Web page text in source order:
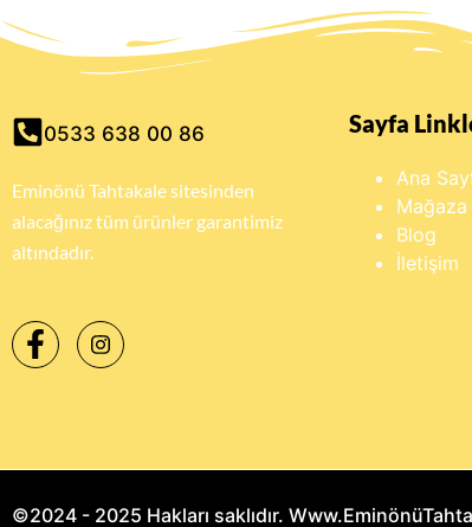
0533 638 00 86
Eminönü Tahtakale sitesinden
alacağınız tüm ürünler garantimiz
altındadır.
Sayfa
Ana
Mağaza
Blog
İletişim
©2024 - 2025 Hakları saklıdır.